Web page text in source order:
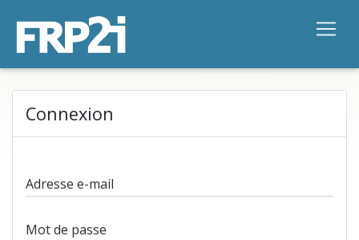
Connexion
Adresse e-mail
Mot de passe